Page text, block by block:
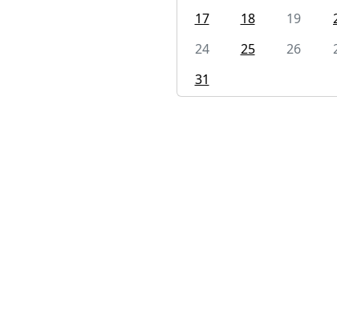
17
18 19
24
25 26
31